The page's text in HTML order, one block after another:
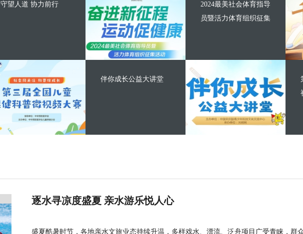
守望人道 协力前行
2024最美社会体育指导
员暨活力体育组织征集
伴你成长公益大讲堂
逐水寻凉度盛夏 亲水游乐悦人心
盛夏酷暑时节，各地亲水文旅业态持续升温，多样戏水、漂流、泛舟项目广受青睐，群